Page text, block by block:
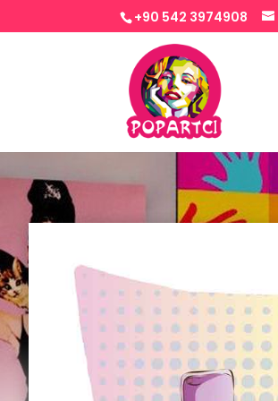
+90 542 3974908